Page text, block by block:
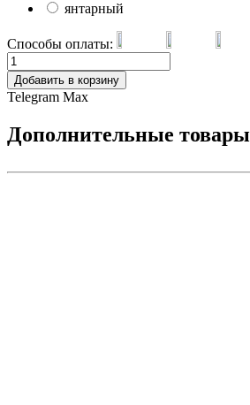
янтарный
Способы оплаты:
Добавить в корзину
Telegram Max
Дополнительные товары